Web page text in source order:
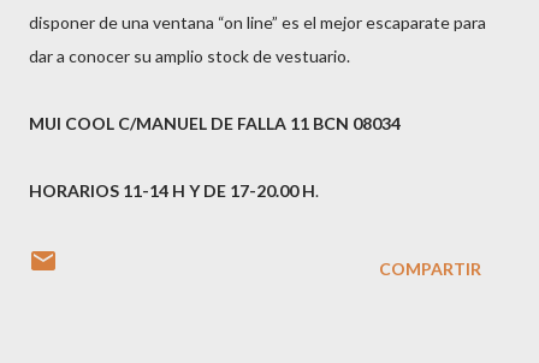
disponer de una ventana “on line” es el mejor escaparate para
dar a conocer su amplio stock de vestuario.
MUI COOL C/MANUEL DE FALLA 11 BCN 08034
HORARIOS 11-14 H Y DE 17-20.00 H.
COMPARTIR